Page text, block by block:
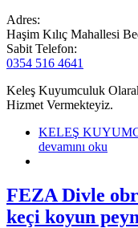
Adres:
Haşim Kılıç Mahallesi
Sabit Telefon:
0354 516 4641
Keleş Kuyumculuk
Hizmet Vermekteyiz.
KELEŞ
devamını oku
FEZA Divle
keçi koyun